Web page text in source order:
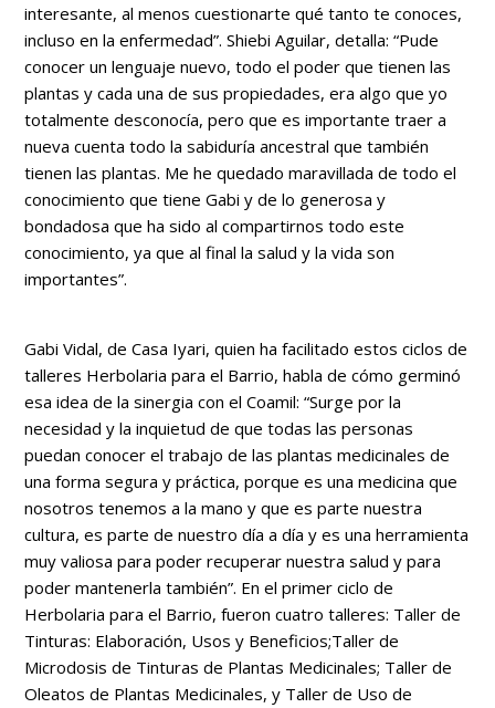
interesante, al menos cuestionarte qué tanto te conoces,
incluso en la enfermedad”. Shiebi Aguilar, detalla: “Pude
conocer un lenguaje nuevo, todo el poder que tienen las
plantas y cada una de sus propiedades, era algo que yo
totalmente desconocía, pero que es importante traer a
nueva cuenta todo la sabiduría ancestral que también
tienen las plantas. Me he quedado maravillada de todo el
conocimiento que tiene Gabi y de lo generosa y
bondadosa que ha sido al compartirnos todo este
conocimiento, ya que al final la salud y la vida son
importantes”.
Gabi Vidal, de Casa Iyari, quien ha facilitado estos ciclos de
talleres Herbolaria para el Barrio, habla de cómo germinó
esa idea de la sinergia con el Coamil: “Surge por la
necesidad y la inquietud de que todas las personas
puedan conocer el trabajo de las plantas medicinales de
una forma segura y práctica, porque es una medicina que
nosotros tenemos a la mano y que es parte nuestra
cultura, es parte de nuestro día a día y es una herramienta
muy valiosa para poder recuperar nuestra salud y para
poder mantenerla también”. En el primer ciclo de
Herbolaria para el Barrio, fueron cuatro talleres: Taller de
Tinturas: Elaboración, Usos y Beneficios;Taller de
Microdosis de Tinturas de Plantas Medicinales; Taller de
Oleatos de Plantas Medicinales, y Taller de Uso de